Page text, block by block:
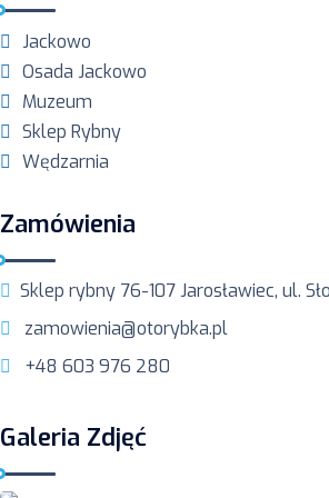
Jackowo
Osada Jackowo
Muzeum
Sklep Rybny
Wędzarnia
Zamówienia
Sklep rybny 76-107 Jarosławiec, ul.
zamowienia@otorybka.pl
+48 603 976 280
Galeria Zdjęć